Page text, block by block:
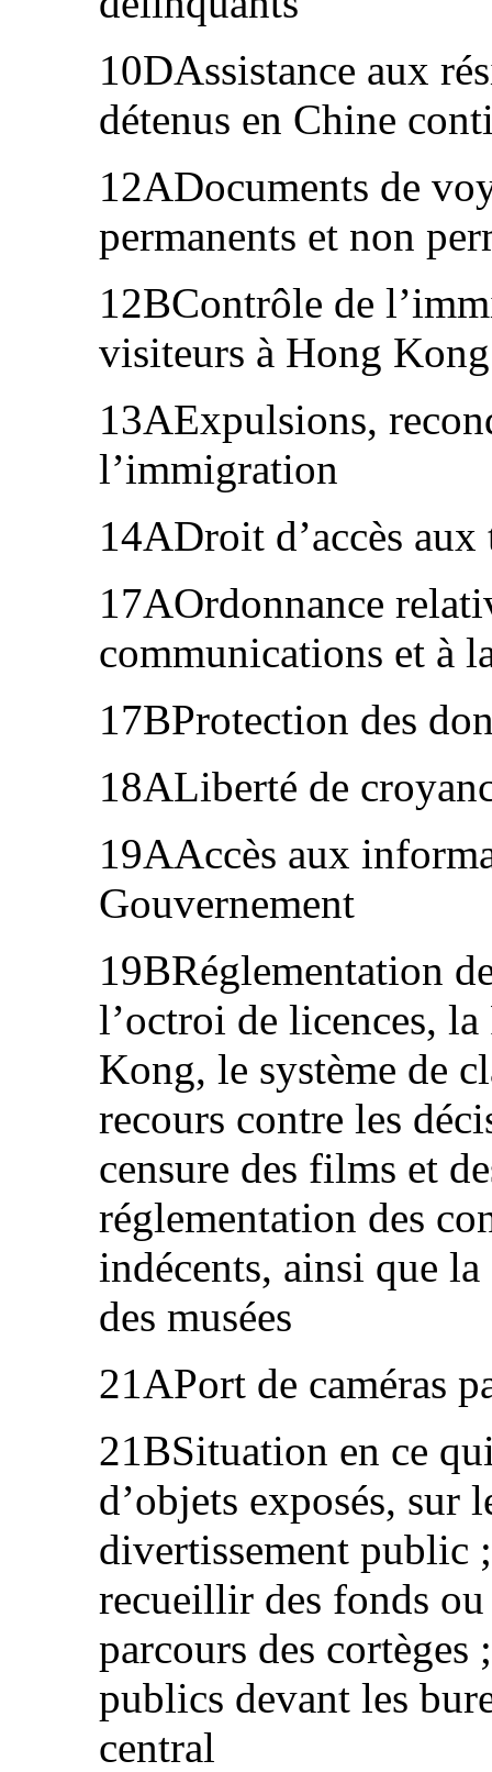
10DAssistance aux
détenus en Chine
12ADocuments de
permanents et non
12BContrôle de
visiteurs à Hong Kong
13AExpulsions,
l’immigration
14ADroit d’accès
17AOrdonnance
communications et à
17BProtection des
18ALiberté de
19AAccès aux
Gouvernement
19BRéglementation
l’octroi de licences,
Kong, le système de
recours contre les
censure des films et
réglementation des
indécents, ainsi que
des musées
21APort de caméras
21BSituation en ce
d’objets exposés, sur
divertissement public
recueillir des fonds
parcours des cortèges
publics devant les
central